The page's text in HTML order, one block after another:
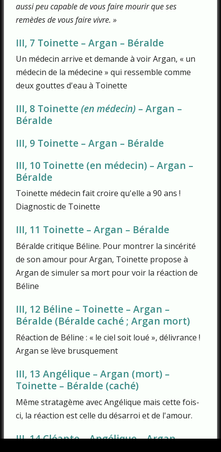
aussi peu capable de vous faire mourir que ses
remèdes de vous faire vivre. »
III, 7 Toinette – Argan – Béralde
Un médecin arrive et demande à voir Argan, « un
médecin de la médecine » qui ressemble comme
deux gouttes d'eau à Toinette
III, 8 Toinette(en médecin) – Argan –
Béralde
III, 9 Toinette – Argan – Béralde
III, 10 Toinette (en médecin) – Argan –
Béralde
Toinette médecin fait croire qu'elle a 90 ans !
Diagnostic de Toinette
III, 11 Toinette – Argan – Béralde
Béralde critique Béline. Pour montrer la sincérité
de son amour pour Argan, Toinette propose à
Argan de simuler sa mort pour voir la réaction de
Béline
III, 12 Béline – Toinette – Argan –
Béralde (Béralde caché ; Argan mort)
Réaction de Béline : « le ciel soit loué », délivrance !
Argan se lève brusquement
III, 13 Angélique – Argan (mort) –
Toinette – Béralde (caché)
Même stratagème avec Angélique mais cette fois-
ci, la réaction est celle du désarroi et de l'amour.
III, 14 Cléante – Angélique – Argan –